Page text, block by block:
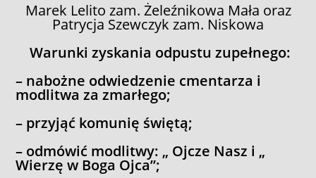
Marek Lelito zam. Żeleźnikowa Mała oraz
Patrycja Szewczyk zam. Niskowa
Warunki zyskania odpustu zupełnego:
– nabożne odwiedzenie cmentarza i
modlitwa za zmarłego;
– przyjąć komunię świętą;
– odmówić modlitwy: „ Ojcze Nasz i „
Wierzę w Boga Ojca”;